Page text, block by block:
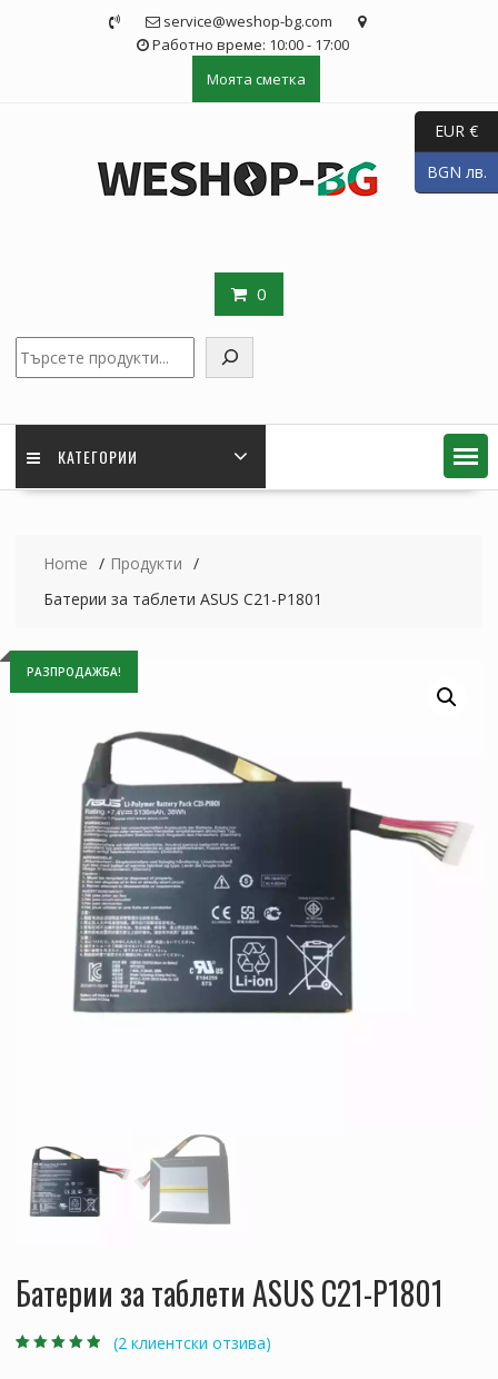
service@weshop-bg.com
Работно време: 10:00 - 17:00
Моята сметка
0
КАТЕГОРИИ
Home
Продукти
Батерии за таблети ASUS C21-P1801
РАЗПРОДАЖБА!
Батерии за таблети ASUS C21-P1801
(2 клиентски отзива)
EUR €
BGN лв.